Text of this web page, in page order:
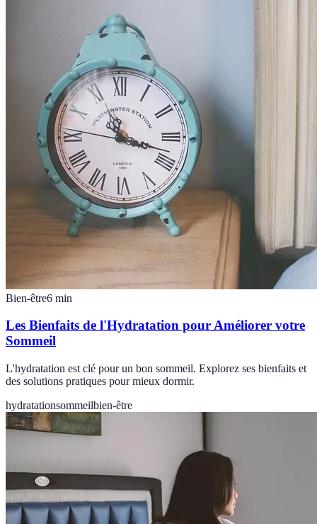
Bien-être6 min
Les Bienfaits de l'Hydratation pour Améliorer votre
Sommeil
L'hydratation est clé pour un bon sommeil. Explorez ses bienfaits et
des solutions pratiques pour mieux dormir.
hydratationsommeilbien-être